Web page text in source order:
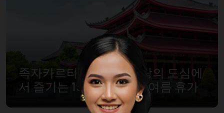
족자카르타- 솔로- 스마랑의 도심에
서 즐기는 15개의 특별한 여름 휴가